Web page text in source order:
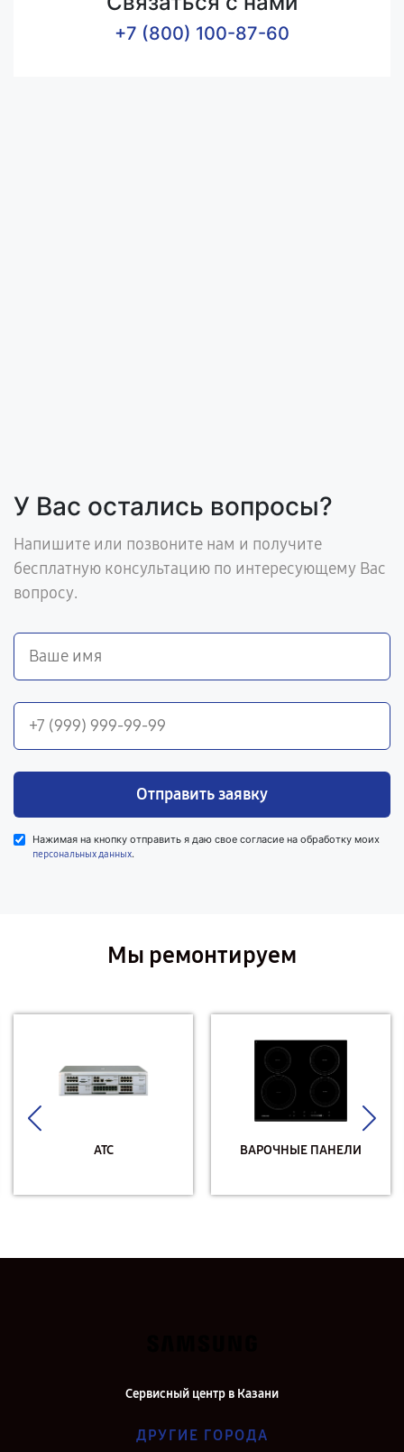
+7 (800) 100-87-60
У Вас остались вопросы?
Напишите или позвоните нам и получите
бесплатную консультацию по интересующему Вас
вопросу.
Отправить заявку
Нажимая на кнопку отправить я даю свое согласие на обработку моих
персональных данных.
Мы ремонтируем
АТС ВАРОЧНЫЕ ПАНЕЛИ
Сервисный центр в Казани
ДРУГИЕ ГОРОДА